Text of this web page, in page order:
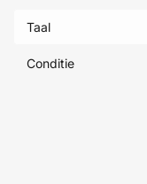
Taal
Conditie